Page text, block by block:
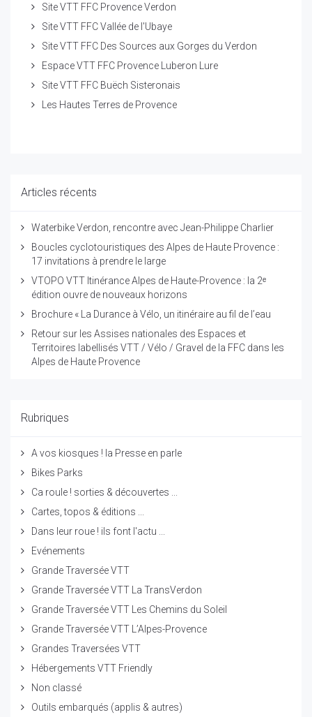
Site VTT FFC Provence Verdon
Site VTT FFC Vallée de l'Ubaye
Site VTT FFC Des Sources aux Gorges du Verdon
Espace VTT FFC Provence Luberon Lure
Site VTT FFC Buëch Sisteronais
Les Hautes Terres de Provence
Articles récents
Waterbike Verdon, rencontre avec Jean-Philippe Charlier
Boucles cyclotouristiques des Alpes de Haute Provence :
17 invitations à prendre le large
VTOPO VTT Itinérance Alpes de Haute-Provence : la 2ᵉ
édition ouvre de nouveaux horizons
Brochure « La Durance à Vélo, un itinéraire au fil de l’eau
Retour sur les Assises nationales des Espaces et
Territoires labellisés VTT / Vélo / Gravel de la FFC dans les
Alpes de Haute Provence
Rubriques
A vos kiosques ! la Presse en parle
Bikes Parks
Ca roule ! sorties & découvertes ...
Cartes, topos & éditions ...
Dans leur roue ! ils font l'actu ...
Evénements
Grande Traversée VTT
Grande Traversée VTT La TransVerdon
Grande Traversée VTT Les Chemins du Soleil
Grande Traversée VTT L’Alpes-Provence
Grandes Traversées VTT
Hébergements VTT Friendly
Non classé
Outils embarqués (applis & autres)